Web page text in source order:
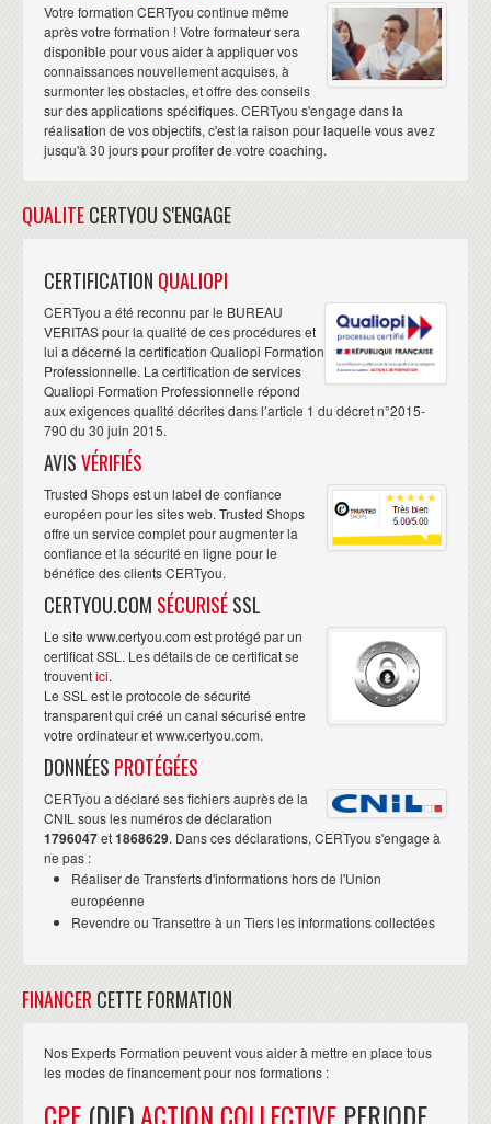
“ Excellente formation avec un formateur
très compétent. Pour mes prochaines
formations et certifications, je recommande
CERTyou sans hésitation ! ”
Marc TANG Ingénieur IAM PKI SSO, visiter sa page
linkedin
“ Je souhaite vous faire part de ma très
l'accueil du personnel, ainsi que l'accompagnement des
responsables commerciaux, constituent un cadre
propice à la reussite de mon projet. Le formateur a
dispensé une session de Haute Qualité. ”
Jérôme MEAS Senior Project Manager,
linkedin
“ Je recommande CERTyou pour leur
professionnalisme et leur traitement
personnalisé des dossiers. Grâce à leur
aide, leurs conseils et leurs formations de haute qualité,
j'ai pu préparer et réussir en l'espace de seulement 3
mois les certifications CBAP®, ITIL® Foundation et
Practitioner, PRINCE2® Foundation et Practitioner,
Scrum Master et Scrum Product Owner. A noter
également un accueil chaleureux, des formateurs
sympathiques et une grande disponibilité de l'équipe ! ”
Christophe TALLON
Domaine Finance, visiter sa page linkedin
“ C’est ma 3eme formation avec CERTyou
et je dois avouer qu’à chaque fois, le
fantastique, la communication est vraiment simple avec
chaque fois dispensées par des consultants vraiment
ingrédients sont donc réunis pour se préparer au mieux
Votre formation CERTyou continue même
après votre formation ! Votre formateur sera
disponible pour vous aider à appliquer vos
connaissances nouvellement acquises, à
surmonter les obstacles, et offre des conseils
sur des applications spécifiques. CERTyou s'engage dans la
réalisation de vos objectifs, c'est la raison pour laquelle vous avez
jusqu'à 30 jours pour profiter de votre coaching.
QUALITECERTYOU S'ENGAGE
CERTIFICATION QUALIOPI
CERTyou a été reconnu par le BUREAU
VERITAS pour la qualité de ces procédures et
lui a décerné la certification Qualiopi Formation
Professionnelle. La certification de services
Qualiopi Formation Professionnelle répond
aux exigences qualité décrites dans l’article 1 du décret n°2015-
790 du 30 juin 2015.
AVISVÉRIFIÉS
Trusted Shops est un label de confiance
européen pour les sites web. Trusted Shops
offre un service complet pour augmenter la
confiance et la sécurité en ligne pour le
bénéfice des clients CERTyou.
CERTYOU.COM SÉCURISÉSSL
Le site www.certyou.com est protégé par un
certificat SSL. Les détails de ce certificat se
trouventici.
Le SSL est le protocole de sécurité
transparent qui créé un canal sécurisé entre
votre ordinateur et www.certyou.com.
DONNÉES PROTÉGÉES
CERTyou a déclaré ses fichiers auprès de la
CNIL sous les numéros de déclaration
1796047et1868629. Dans ces déclarations, CERTyou s'engage à
ne pas :
Réaliser de Transferts d'informations hors de l'Union
européenne
Revendre ou Transettre à un Tiers les informations collectées
FINANCER CETTE FORMATION
Nos Experts Formation peuvent vous aider à mettre en place tous
les modes de financement pour nos formations :
CPF (DIF)ACTION COLLECTIVE PERIODE